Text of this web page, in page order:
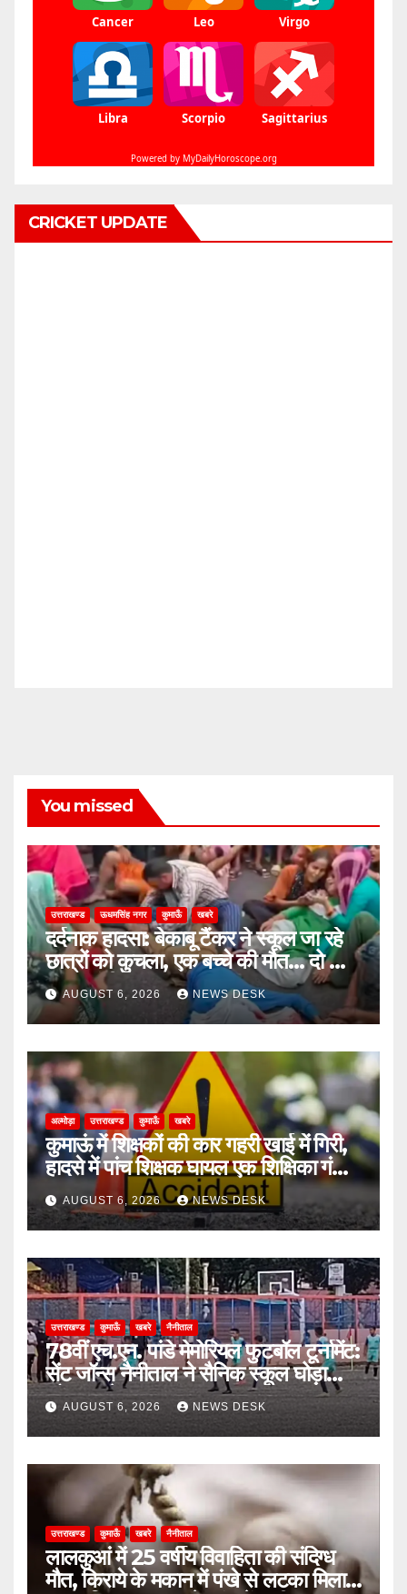
CRICKET UPDATE
You missed
उत्तराखण्ड ऊधमसिंह नगर कुमाऊँ खबरे
दर्दनाक हादसा: बेकाबू टैंकर ने स्कूल जा रहे
छात्रों को कुचला, एक बच्चे की मौत… दो की
हालत गंभीर
AUGUST 6, 2026 NEWS DESK
अल्मोड़ा उत्तराखण्ड कुमाऊँ खबरे
कुमाऊं में शिक्षकों की कार गहरी खाई में गिरी,
हादसे में पांच शिक्षक घायल एक शिक्षिका गंभीर
घायल
AUGUST 6, 2026 NEWS DESK
उत्तराखण्ड कुमाऊँ खबरे नैनीताल
78वीं एच.एन. पांडे मेमोरियल फुटबॉल टूर्नामेंट:
सेंट जॉन्स नैनीताल ने सैनिक स्कूल घोड़ाखाल
को 1-0 से हराया
AUGUST 6, 2026 NEWS DESK
उत्तराखण्ड कुमाऊँ खबरे नैनीताल
लालकुआं में 25 वर्षीय विवाहिता की संदिग्ध
मौत, किराये के मकान में पंखे से लटका मिला